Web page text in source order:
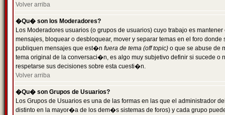
Volver arriba
�Qu� son los Moderadores?
Los Moderadores usuarios (o grupos de usuarios) cuyo trabajo es
mensajes, bloquear o desbloquear, mover y separar temas en el foro
publiquen mensajes que est�n fuera de tema (off topic) o que se abuse de
tema original de la conversaci�n, es algo muy subjetivo definir si sucede
respetarse sus decisiones sobre esta cuesti�n.
Volver arriba
�Qu� son Grupos de Usuarios?
Los Grupos de Usuarios es una de las formas en las que el administrador
distinto en la mayor�a de los dem�s sistemas de foros) y cada grupo